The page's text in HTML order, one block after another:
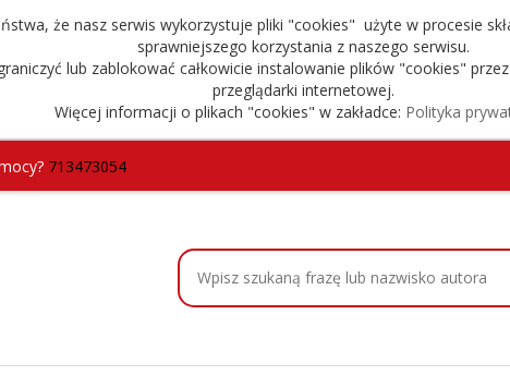
że nasz serwis wykorzystuje pliki "cookies" użyte w procesie
sprawniejszego korzystania z naszego serwisu.
lub zablokować całkowicie instalowanie plików "cookies"
przeglądarki internetowej.
Więcej informacji o plikach "cookies" w zakładce: Polityka
713473054